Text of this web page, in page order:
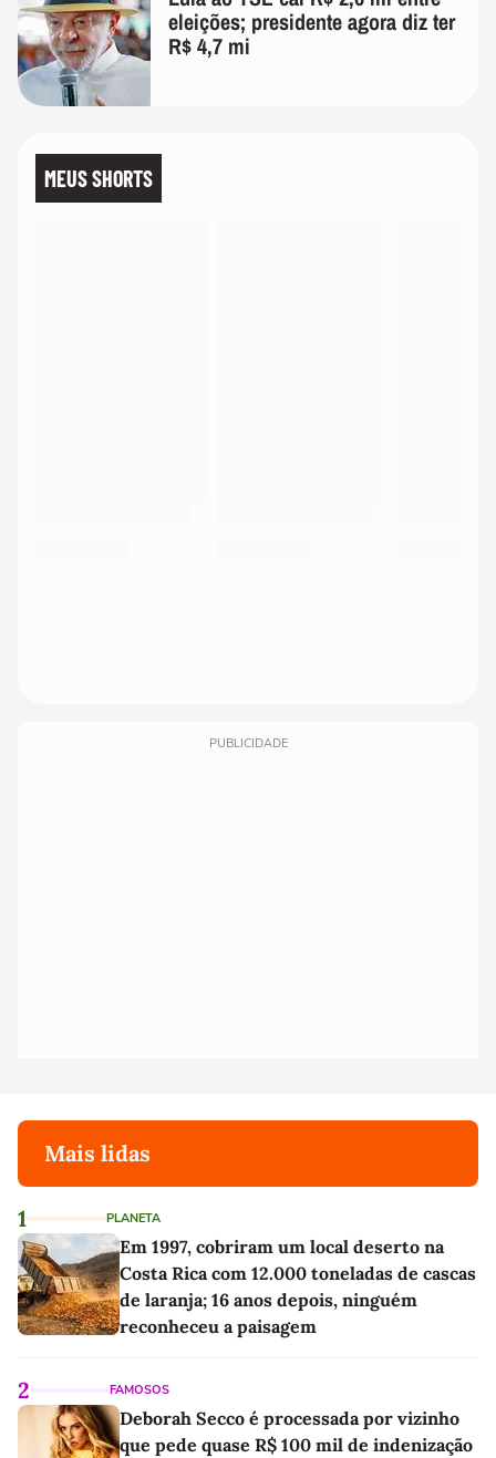
eleições; presidente agora diz ter
R$ 4,7 mi
MEUS SHORTS
PUBLICIDADE
Mais lidas
1 PLANETA
Em 1997, cobriram um local deserto na
Costa Rica com 12.000 toneladas de cascas
de laranja; 16 anos depois, ninguém
reconheceu a paisagem
2 FAMOSOS
Deborah Secco é processada por vizinho
que pede quase R$ 100 mil de indenização